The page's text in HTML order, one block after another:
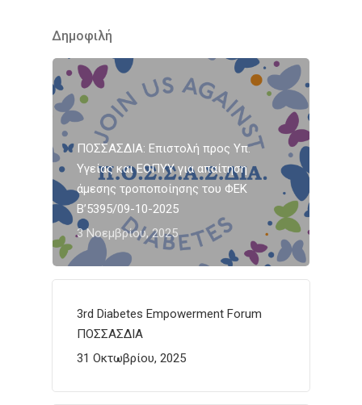
Δημοφιλή
ΠΟΣΣΑΣΔΙΑ: Επιστολή προς Υπ.
Υγείας και ΕΟΠΥΥ για απαίτηση
άμεσης τροποποίησης του ΦΕΚ
Β’5395/09-10-2025
3 Νοεμβρίου, 2025
3rd Diabetes Empowerment Forum
ΠΟΣΣΑΣΔΙΑ
31 Οκτωβρίου, 2025